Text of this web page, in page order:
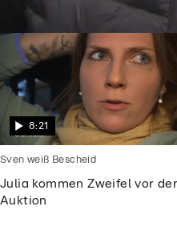
Goodbye Deutschland
Julia will endlich frei
Alptraummann
8:21
Julia kommen Zweifel vor der
Auktion
Sven weiß Bescheid